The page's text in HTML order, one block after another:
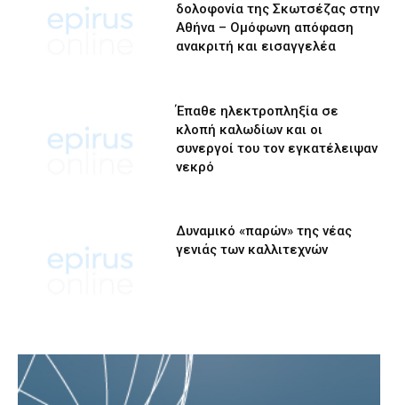
δολοφονία της Σκωτσέζας στην
Αθήνα – Ομόφωνη απόφαση
ανακριτή και εισαγγελέα
Έπαθε ηλεκτροπληξία σε
κλοπή καλωδίων και οι
συνεργοί του τον εγκατέλειψαν
νεκρό
Δυναμικό «παρών» της νέας
γενιάς των καλλιτεχνών